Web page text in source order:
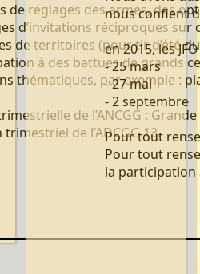
de réglages des armes, des
d’invitations réciproques
de territoires (pour tir d’été
à des battues de grands
thématiques, par exemple :
de l’ANCGG :
de l’ADCGG 13.
nous confient
en 2015, les
- 25 mars
- 27 mai
- 2 septembre
Pour tout
Pour tout
la participation